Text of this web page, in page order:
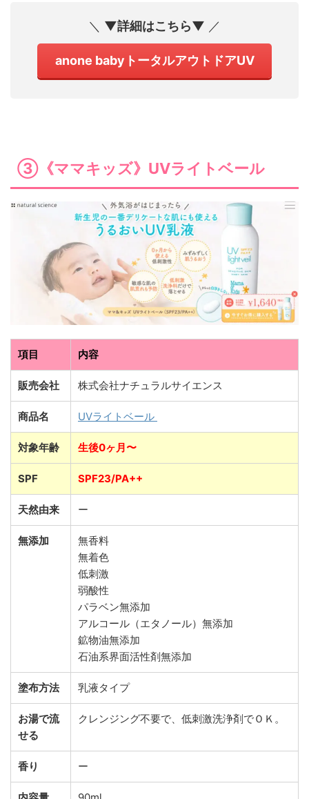
＼ ▼詳細はこちら▼ ／
anone babyトータルアウトドアUV
③《ママキッズ》UVライトベール
項目 内容
販売会社 株式会社ナチュラルサイエンス
商品名 UVライトベール
対象年齢 生後0ヶ月〜
SPF SPF23/PA++
天然由来 ー
無添加
無香料
無着色
低刺激
弱酸性
パラベン無添加
アルコール（エタノール）無添加
鉱物油無添加
石油系界面活性剤無添加
塗布方法 乳液タイプ
お湯で流
せる
クレンジング不要で、低刺激洗浄剤でＯＫ。
香り ー